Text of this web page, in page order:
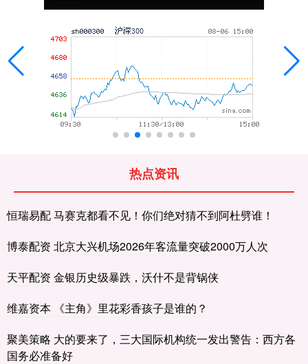
热点资讯
恒瑞易配 马赛克都看不见！你们绝对猜不到阿杜劈谁！
博泰配资 北京大兴机场2026年客流量突破2000万人次
天平配资 金银历史级暴跌，沃什不是背锅侠
维嘉资本 《主角》里花彩香孩子是谁的？
聚美策略 大的要来了，三大国际机构统一发出警告：西方各
国务必准备好